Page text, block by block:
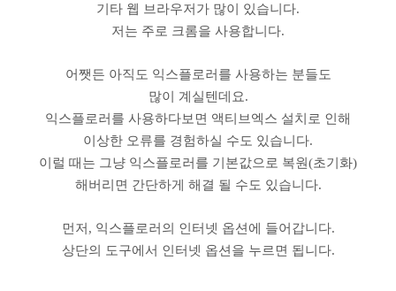
기타 웹 브라우저가 많이 있습니다.
저는 주로 크롬을 사용합니다.
어쨋든 아직도 익스플로러를 사용하는 분들도
많이 계실텐데요.
익스플로러를 사용하다보면 액티브엑스 설치로 인해
이상한 오류를 경험하실 수도 있습니다.
이럴 때는 그냥 익스플로러를 기본값으로 복원(초기화)
해버리면 간단하게 해결 될 수도 있습니다.
먼저, 익스플로러의 인터넷 옵션에 들어갑니다.
상단의 도구에서 인터넷 옵션을 누르면 됩니다.